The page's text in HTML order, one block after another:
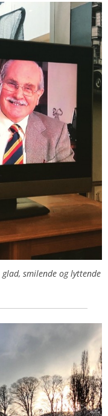
smilende og lyttende